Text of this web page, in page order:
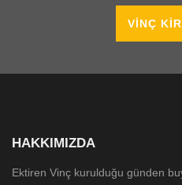
VINÇ
HAKKIMIZDA
Ektiren Vinç kurulduğu günden